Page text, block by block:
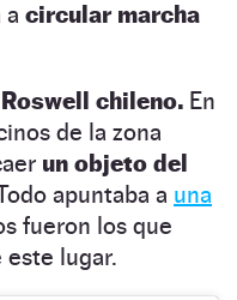
a circular marcha
Roswell chileno. En
de la zona
un objeto del
apuntaba a una
fueron los que
lugar.